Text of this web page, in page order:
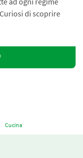
di scoprire
Cucina